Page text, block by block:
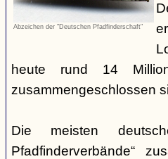
Abzeichen der "Deutschen Pfadfinderschaft"
heute rund 14
zusammengeschlossen
Die meisten
Pfadfinderverbände“